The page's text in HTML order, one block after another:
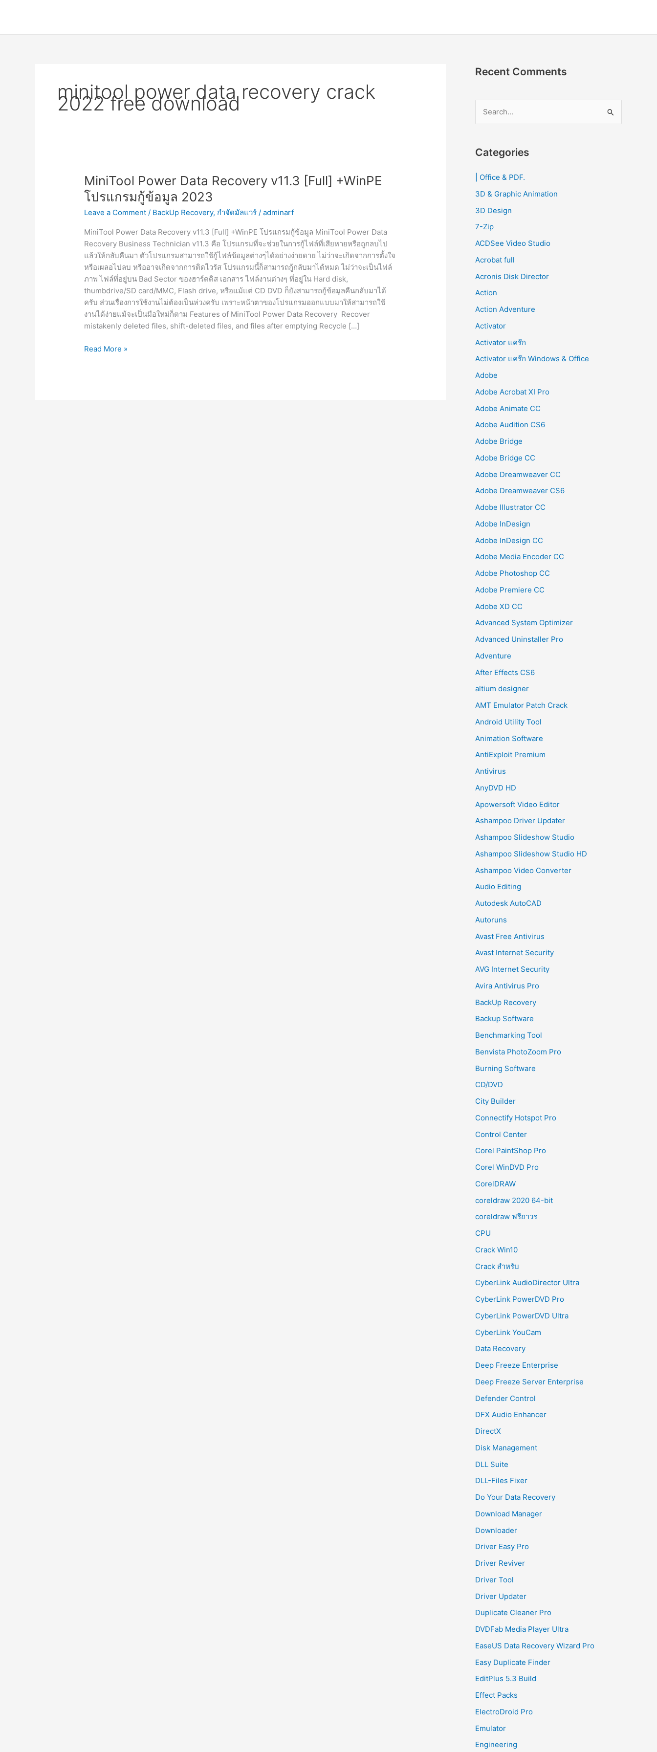
minitool power data recovery crack
2022 free download
MiniTool Power Data Recovery v11.3 [Full] +WinPE
โปรแกรมกู้ข้อมูล 2023
Leave a Comment / BackUp Recovery, กำจัดมัลแวร์ /adminarf
MiniTool Power Data Recovery v11.3 [Full] +WinPE โปรแกรมกู้ข้อมูล MiniTool Power Data
Recovery Business Technician v11.3 คือ โปรแกรมที่จะช่วยในการกู้ไฟล์ที่เสียหายหรือถูกลบไป
แล้วให้กลับคืนมา ตัวโปรแกรมสามารถใช้กู้ไฟล์ข้อมูลต่างๆได้อย่างง่ายดาย ไม่ว่าจะเกิดจากการตั้งใจ
หรือเผลอไปลบ หรืออาจเกิดจากการติดไวรัส โปรแกรมนี้ก็สามารถกู้กลับมาได้หมด ไม่ว่าจะเป็นไฟล์
ภาพ ไฟล์ที่อยู่บน Bad Sector ของฮาร์ดดิส เอกสาร ไฟล์งานต่างๆ ที่อยู่ใน Hard disk,
thumbdrive/SD card/MMC, Flash drive, หรือแม้แต่ CD DVD ก็ยังสามารถกู้ข้อมูลคืนกลับมาได้
ครับ ส่วนเรื่องการใช้งานไม่ต้องเป็นห่วงครับ เพราะหน้าตาของโปรแกรมออกแบบมาให้สามารถใช้
งานได้ง่ายแม้จะเป็นมือใหม่ก็ตาม Features of MiniTool Power Data Recovery Recover
mistakenly deleted files, shift-deleted files, and files after emptying Recycle […]
MiniTool
Read More »
Recent Comments
r
h
f
o
r
Categories
| Office & PDF.
3D & Graphic Animation
3D Design
7-Zip
ACDSee Video Studio
Acrobat full
Acronis Disk Director
Action
Action Adventure
Activator
Activator แคร๊ก
Activator แคร๊ก Windows & Office
Adobe
Adobe Acrobat XI Pro
Adobe Animate CC
Adobe Audition CS6
Adobe Bridge
Adobe Bridge CC
Adobe Dreamweaver CC
Adobe Dreamweaver CS6
Adobe Illustrator CC
Adobe InDesign
Adobe InDesign CC
Adobe Media Encoder CC
Adobe Photoshop CC
Adobe Premiere CC
Adobe XD CC
Advanced System Optimizer
Advanced Uninstaller Pro
Adventure
After Effects CS6
altium designer
AMT Emulator Patch Crack
Android Utility Tool
Animation Software
AntiExploit Premium
Antivirus
AnyDVD HD
Apowersoft Video Editor
Ashampoo Driver Updater
Ashampoo Slideshow Studio
Ashampoo Slideshow Studio HD
Ashampoo Video Converter
Audio Editing
Autodesk AutoCAD
Autoruns
Avast Free Antivirus
Avast Internet Security
AVG Internet Security
Avira Antivirus Pro
BackUp Recovery
Backup Software
Benchmarking Tool
Benvista PhotoZoom Pro
Burning Software
CD/DVD
City Builder
Connectify Hotspot Pro
Control Center
Corel PaintShop Pro
Corel WinDVD Pro
CorelDRAW
coreldraw 2020 64-bit
coreldraw ฟรีถาวร
CPU
Crack Win10
Crack สำหรับ
CyberLink AudioDirector Ultra
CyberLink PowerDVD Pro
CyberLink PowerDVD Ultra
CyberLink YouCam
Data Recovery
Deep Freeze Enterprise
Deep Freeze Server Enterprise
Defender Control
DFX Audio Enhancer
DirectX
Disk Management
DLL Suite
DLL-Files Fixer
Do Your Data Recovery
Download Manager
Downloader
Driver Easy Pro
Driver Reviver
Driver Tool
Driver Updater
Duplicate Cleaner Pro
DVDFab Media Player Ultra
EaseUS Data Recovery Wizard Pro
Easy Duplicate Finder
EditPlus 5.3 Build
Effect Packs
ElectroDroid Pro
Emulator
Engineering